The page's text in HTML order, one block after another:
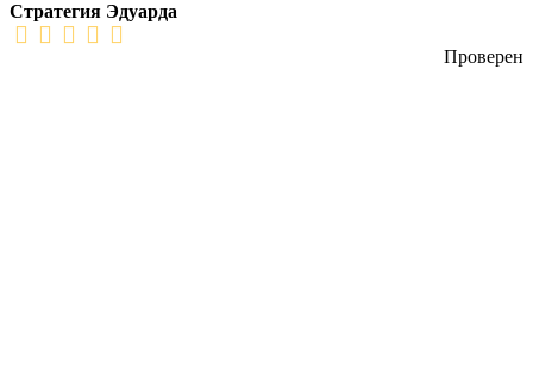
Стратегия Эдуарда
Проверен